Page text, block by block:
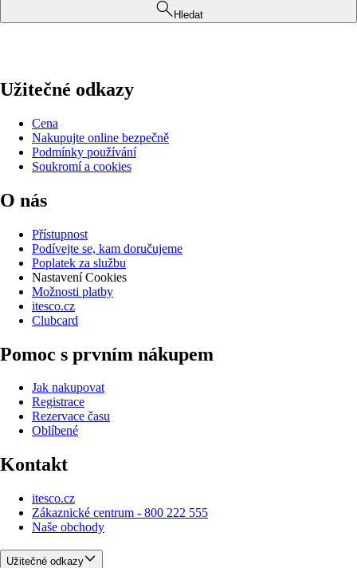
Hledat
Užitečné odkazy
Cena
Nakupujte online bezpečně
Podmínky používání
Soukromí a cookies
O nás
Přístupnost
Podívejte se, kam doručujeme
Poplatek za službu
Nastavení Cookies
Možnosti platby
itesco.cz
Clubcard
Pomoc s prvním nákupem
Jak nakupovat
Registrace
Rezervace času
Oblíbené
Kontakt
itesco.cz
Zákaznické centrum - 800 222 555
Naše obchody
Užitečné odkazy